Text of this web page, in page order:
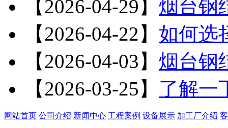
【2026-04-29】 烟台钢
【2026-04-22】 如何选
【2026-04-03】 烟台钢
【2026-03-25】 了解一
网站首页 公司介绍 新闻中心 工程案例 设备展示 加工厂介绍